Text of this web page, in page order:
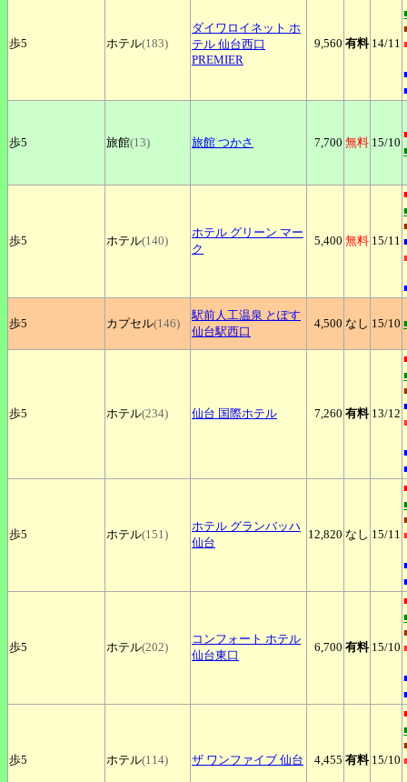
歩5 ホテル(183)
ダイワロイネット ホ
テル 仙台西口
PREMIER
9,560 有料 14/11
歩5 旅館(13) 旅館 つかさ 7,700 無料 15/10
歩5 ホテル(140)
ホテル グリーン マー
ク
5,400 無料 15/11
歩5 カプセル(146)
駅前人工温泉 とぽす
仙台駅西口
4,500 なし 15/10
歩5 ホテル(234) 仙台 国際ホテル 7,260 有料 13/12
歩5 ホテル(151)
ホテル グランバッハ
仙台
12,820 なし 15/11
歩5 ホテル(202)
コンフォート ホテル
仙台東口
6,700 有料 15/10
歩5 ホテル(114) ザ ワンファイブ 仙台 4,455 有料 15/10